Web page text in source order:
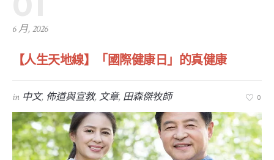
6 月, 2026
【人生天地線】「國際健康日」的真健康
in 中文, 佈道與宣教,文章, 田森傑牧師 0